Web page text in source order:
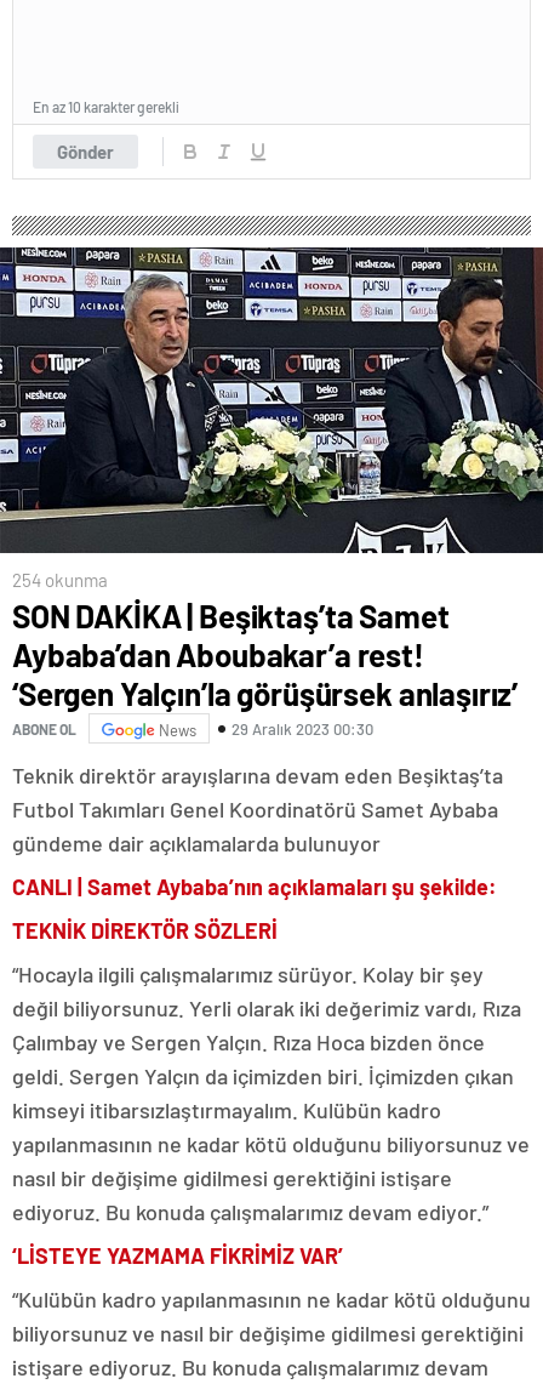
Gönder
En az 10 karakter gerekli
254 okunma
SON DAKİKA | Beşiktaş’ta Samet
Aybaba’dan Aboubakar’a rest!
‘Sergen Yalçın’la görüşürsek anlaşırız’
ABONE OL News 29 Aralık 2023 00:30
Teknik direktör arayışlarına devam eden Beşiktaş’ta
Futbol Takımları Genel Koordinatörü Samet Aybaba
gündeme dair açıklamalarda bulunuyor
CANLI | Samet Aybaba’nın açıklamaları şu şekilde:
TEKNİK DİREKTÖR SÖZLERİ
“Hocayla ilgili çalışmalarımız sürüyor. Kolay bir şey
değil biliyorsunuz. Yerli olarak iki değerimiz vardı, Rıza
Çalımbay ve Sergen Yalçın. Rıza Hoca bizden önce
geldi. Sergen Yalçın da içimizden biri. İçimizden çıkan
kimseyi itibarsızlaştırmayalım. Kulübün kadro
yapılanmasının ne kadar kötü olduğunu biliyorsunuz ve
nasıl bir değişime gidilmesi gerektiğini istişare
ediyoruz. Bu konuda çalışmalarımız devam ediyor.”
‘LİSTEYE YAZMAMA FİKRİMİZ VAR’
“Kulübün kadro yapılanmasının ne kadar kötü olduğunu
biliyorsunuz ve nasıl bir değişime gidilmesi gerektiğini
istişare ediyoruz. Bu konuda çalışmalarımız devam